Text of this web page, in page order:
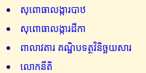
សុពោធាលង្ការបាឋ
សុពោធាលង្ការដីកា
ពាលាវតារ គណ្ឋិបទត្ថវិនិច្ឆយសារ
លោកនីតិ